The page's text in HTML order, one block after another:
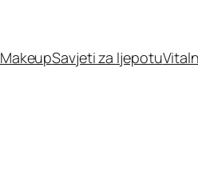
MakeupSavjeti za ljepotu